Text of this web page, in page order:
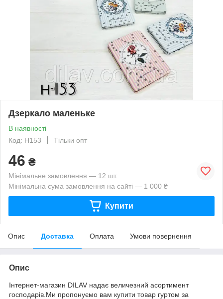
Дзеркало маленьке
В наявності
Код: Н153
Тільки опт
46 ₴
Мінімальне замовлення — 12 шт.
Мінімальна сума замовлення на сайті — 1 000 ₴
Купити
Опис Доставка Оплата Умови повернення
Опис
Інтернет-магазин DILAV надає величезний асортимент
господарів.Ми пропонуємо вам купити товар гуртом за